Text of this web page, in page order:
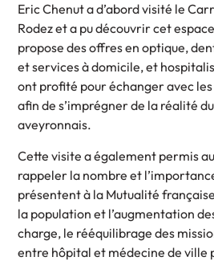
Eric Chenut a d’abord visité le
Rodez et a pu découvrir cet
propose des offres en optique,
et services à domicile, et
ont profité pour échanger avec
afin de s’imprégner de la réalité
aveyronnais.
Cette visite a également permis
rappeler la nombre et
présentent à la Mutualité
la population et l’augmentation
charge, le rééquilibrage des
entre hôpital et médecine de ville